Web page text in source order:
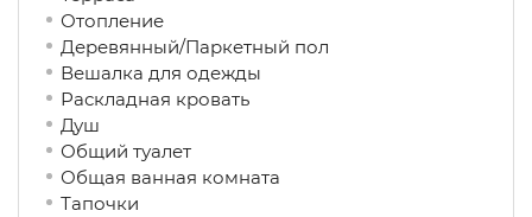
Отопление
Деревянный/Паркетный пол
Вешалка для одежды
Раскладная кровать
Душ
Общий туалет
Общая ванная комната
Тапочки